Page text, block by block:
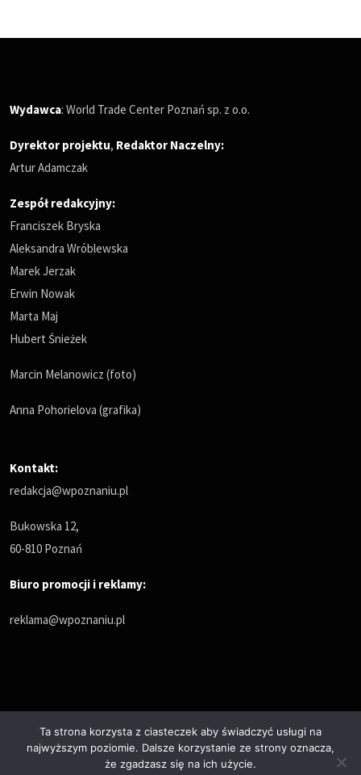
Wydawca: World Trade Center Poznań sp. z o.o.
Dyrektor projektu, Redaktor Naczelny:
Artur Adamczak
Zespół redakcyjny:
Franciszek Bryska
Aleksandra Wróblewska
Marek Jerzak
Erwin Nowak
Marta Maj
Hubert Śnieżek
Marcin Melanowicz (foto)
Anna Pohorielova (grafika)
Kontakt:
redakcja@wpoznaniu.pl
Bukowska 12,
60-810 Poznań
Biuro promocji i reklamy:
reklama@wpoznaniu.pl
Polityka prywatności
Ta strona korzysta z ciasteczek aby świadczyć usługi na
najwyższym poziomie. Dalsze korzystanie ze strony oznacza,
że zgadzasz się na ich użycie.